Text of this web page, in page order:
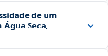
de um
Seca,